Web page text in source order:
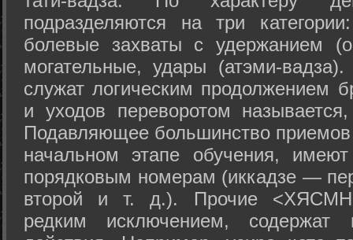
подразделяются на три
болевые захваты с удержанием
могательные, удары (атэми-
служат логическим продолжением
и уходов переворотом
Подавляющее большинство
начальном этапе обучения,
порядковым номерам (иккадзе —
второй и т. д.). Прочие
редким исключением, содержат